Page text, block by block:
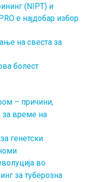
(NIPT) и
е најдобар избор
на свеста за
болест
– причини,
за време на
генетски
во
за туберозна